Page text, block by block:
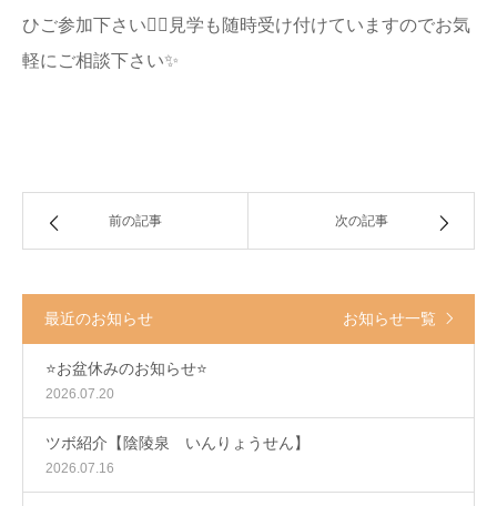
ひご参加下さい🙇‍♂️見学も随時受け付けていますのでお気
軽にご相談下さい✨
前の記事 次の記事
最近のお知らせ お知らせ一覧
⭐️お盆休みのお知らせ⭐️
2026.07.20
ツボ紹介【陰陵泉 いんりょうせん】
2026.07.16